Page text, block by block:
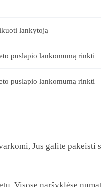
lankytoją
puslapio lankomumą rinkti
puslapio lankomumą rinkti
Jūs galite
Visose naršyklėse